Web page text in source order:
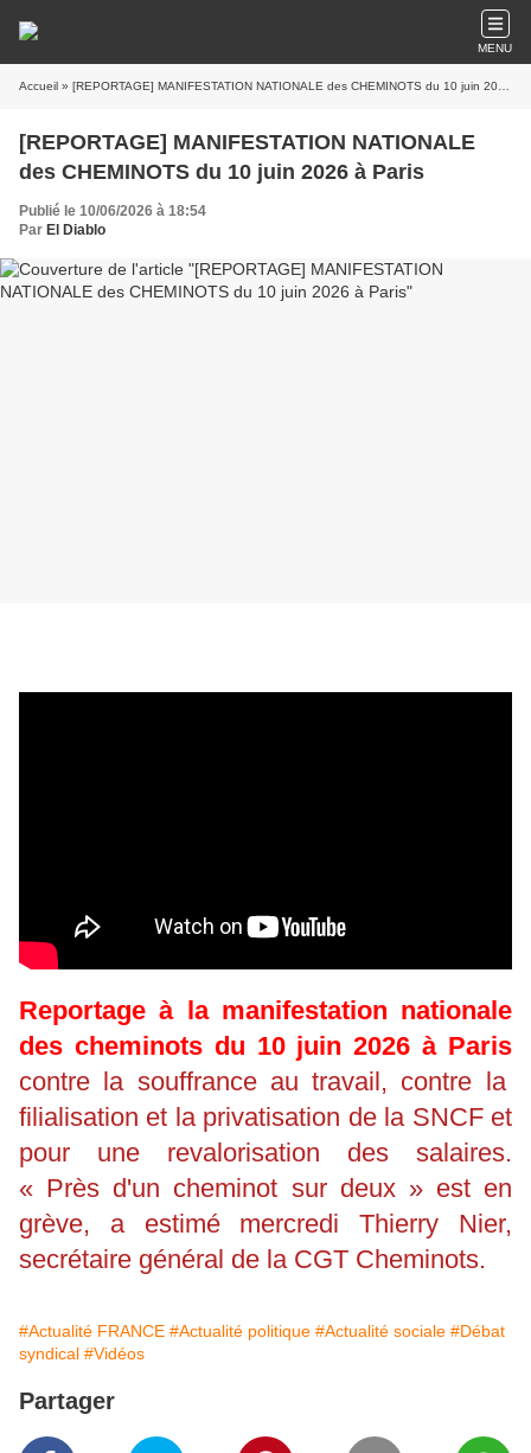
MENU
Accueil » [REPORTAGE] MANIFESTATION NATIONALE des CHEMINOTS du 10 juin 2026 à Paris
[REPORTAGE] MANIFESTATION NATIONALE
des CHEMINOTS du 10 juin 2026 à Paris
Publié le 10/06/2026 à 18:54
Par El Diablo
Reportage à la manifestation nationale
des cheminots du 10 juin 2026 à Paris
contre la souffrance au travail, contre la
filialisation et la privatisation de la SNCF et
pour une revalorisation des salaires.
« Près d'un cheminot sur deux » est en
grève, a estimé mercredi Thierry Nier,
secrétaire général de la CGT Cheminots.
#Actualité FRANCE #Actualité politique #Actualité sociale #Débat
syndical #Vidéos
Partager